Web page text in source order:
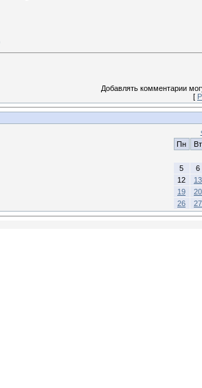
Добавлять комментарии
[
Пн
Вт
5
6
12
13
19
20
26
27